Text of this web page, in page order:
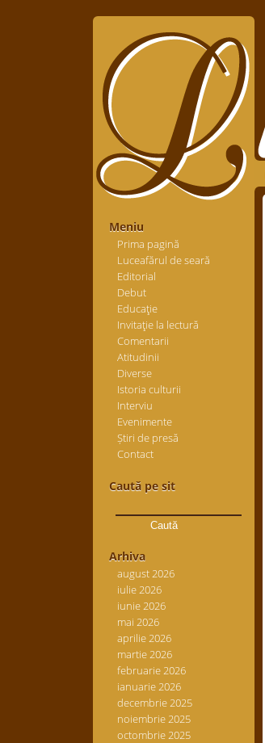
Meniu
Prima pagină
Luceafărul de seară
Editorial
Debut
Educaţie
Invitaţie la lectură
Comentarii
Atitudinii
Diverse
Istoria culturii
Interviu
Evenimente
Știri de presă
Contact
Caută pe sit
după:
Arhiva
august 2026
iulie 2026
iunie 2026
mai 2026
aprilie 2026
martie 2026
februarie 2026
ianuarie 2026
decembrie 2025
noiembrie 2025
octombrie 2025